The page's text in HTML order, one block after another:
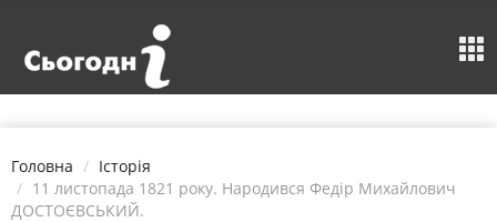
Головна
Історія
11 листопада 1821 року. Народився Федір Михайлович
ДОСТОЄВСЬКИЙ.